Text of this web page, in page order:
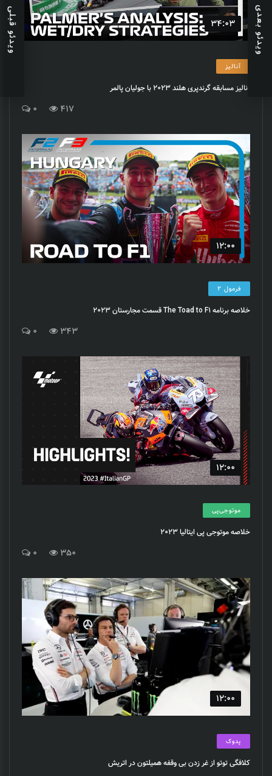
ویدئو قبلی ویدئو بعدی 34:03
آنالیز
آنالیز مسابقه گرندپری هلند 2023 با جولیان پالمر
0 417
12:00
فرمول 2
خلاصه برنامه The Toad to F1 قسمت مجارستان 2023
0 343
12:00
موتوجی‌پی
خلاصه موتوجی پی ایتالیا 2023
0 350
12:00
پدوک
کلافگی توتو از غر زدن بی وقفه همیلتون در اتریش